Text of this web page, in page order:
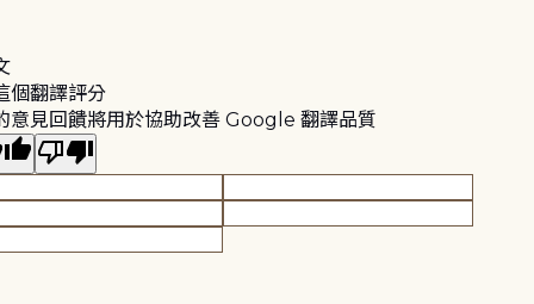
個翻譯評分
意見回饋將用於協助改善 Google 翻譯品質